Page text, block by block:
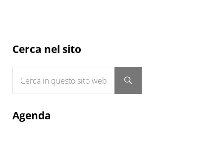
Sidebar
Cerca nel sito
Submit search
Agenda